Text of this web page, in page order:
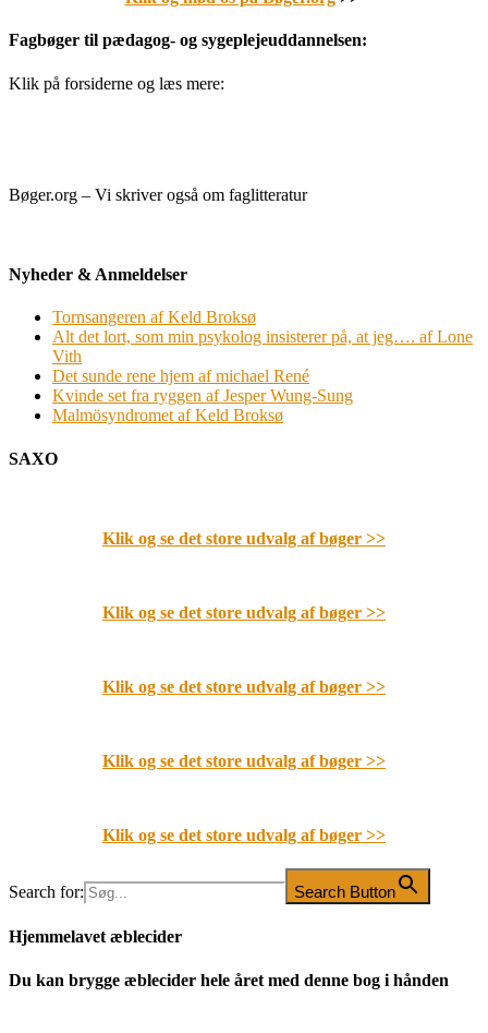
Fagbøger til pædagog- og sygeplejeuddannelsen:
Klik på forsiderne og læs mere:
Bøger.org – Vi skriver også om faglitteratur
Nyheder & Anmeldelser
Tornsangeren af Keld Broksø
Alt det lort, som min psykolog insisterer på, at jeg…. af Lone
Vith
Det sunde rene hjem af michael René
Kvinde set fra ryggen af Jesper Wung-Sung
Malmösyndromet af Keld Broksø
SAXO
Klik og se det store udvalg af bøger >>
Klik og se det store udvalg af bøger >>
Klik og se det store udvalg af bøger >>
Klik og se det store udvalg af bøger >>
Klik og se det store udvalg af bøger >>
Search for: Search Button
Hjemmelavet æblecider
Du kan brygge æblecider hele året med denne bog i hånden